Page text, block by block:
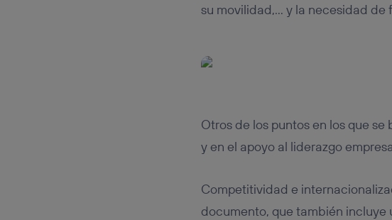
su movilidad,… y la necesidad de
Otros de los puntos en los que
y en el apoyo al liderazgo
Competitividad e
documento, que también incluye